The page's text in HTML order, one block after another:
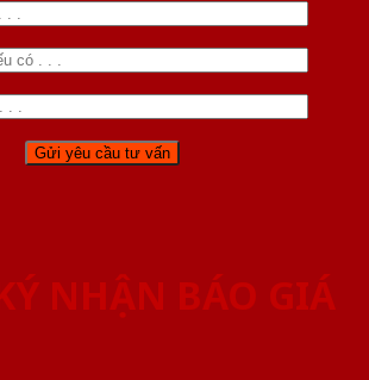
NHẬN BÁO GIÁ